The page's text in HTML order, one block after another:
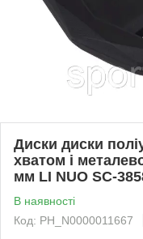
Диски диски
хватом і
мм LI NUO SC-
В наявності
Код: PH_N0000011667